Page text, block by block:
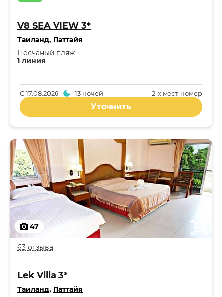
V8 SEA VIEW 3*
Таиланд, Паттайя
1 линия
Песчаный пляж
2-x мест. номер
С17.08.2026 13 ночей
Уточнить
47
63 отзыва
Lek Villa 3*
Таиланд, Паттайя